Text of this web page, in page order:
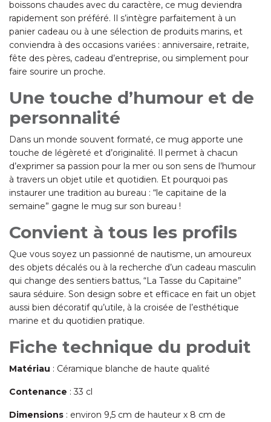
boissons chaudes avec du caractère, ce mug deviendra
rapidement son préféré. Il s’intègre parfaitement à un
panier cadeau ou à une sélection de produits marins, et
conviendra à des occasions variées : anniversaire, retraite,
fête des pères, cadeau d’entreprise, ou simplement pour
faire sourire un proche.
Une touche d’humour et de
personnalité
Dans un monde souvent formaté, ce mug apporte une
touche de légèreté et d’originalité. Il permet à chacun
d’exprimer sa passion pour la mer ou son sens de l’humour
à travers un objet utile et quotidien. Et pourquoi pas
instaurer une tradition au bureau : “le capitaine de la
semaine” gagne le mug sur son bureau !
Convient à tous les profils
Que vous soyez un passionné de nautisme, un amoureux
des objets décalés ou à la recherche d’un cadeau masculin
qui change des sentiers battus, “La Tasse du Capitaine”
saura séduire. Son design sobre et efficace en fait un objet
aussi bien décoratif qu’utile, à la croisée de l’esthétique
marine et du quotidien pratique.
Fiche technique du produit
Matériau : Céramique blanche de haute qualité
Contenance : 33 cl
Dimensions : environ 9,5 cm de hauteur x 8 cm de